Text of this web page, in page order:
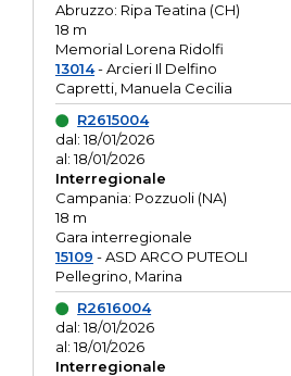
Abruzzo: Ripa Teatina (CH)
18 m
Memorial Lorena Ridolfi
13014- Arcieri Il Delfino
Capretti, Manuela Cecilia
R2615004
dal: 18/01/2026
al: 18/01/2026
Interregionale
Campania: Pozzuoli (NA)
18 m
Gara interregionale
15109 - ASD ARCO PUTEOLI
Pellegrino, Marina
R2616004
dal: 18/01/2026
al: 18/01/2026
Interregionale